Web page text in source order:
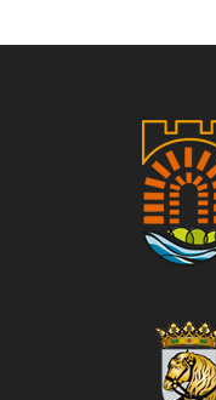
dedicamos a la